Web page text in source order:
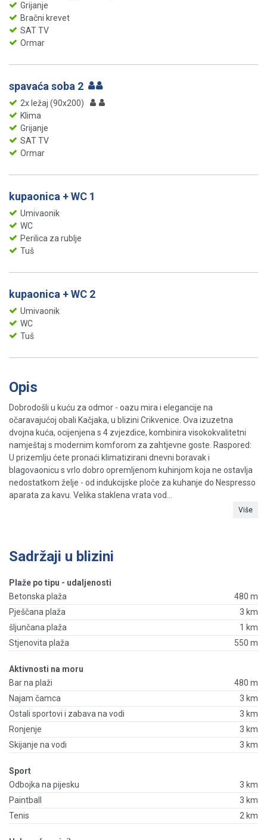
Grijanje
Bračni krevet
SAT TV
Ormar
spavaća soba 2
2x ležaj (90x200)
Klima
Grijanje
SAT TV
Ormar
kupaonica + WC 1
Umivaonik
WC
Perilica za rublje
Tuš
kupaonica + WC 2
Umivaonik
WC
Tuš
Opis
Dobrodošli u kuću za odmor - oazu mira i elegancije na
očaravajućoj obali Kačjaka, u blizini Crikvenice. Ova izuzetna
dvojna kuća, ocijenjena s 4 zvjezdice, kombinira visokokvalitetni
namještaj s modernim komforom za zahtjevne goste. Raspored:
U prizemlju ćete pronaći klimatizirani dnevni boravak i
blagovaonicu s vrlo dobro opremljenom kuhinjom koja ne ostavlja
nedostatkom želje - od indukcijske ploče za kuhanje do Nespresso
aparata za kavu. Velika staklena vrata vod...
Više
Sadržaji u blizini
Plaže po tipu - udaljenosti
Betonska plaža
480 m
Pješčana plaža
3 km
šljunčana plaža
1 km
Stjenovita plaža
550 m
Aktivnosti na moru
Bar na plaži
480 m
Najam čamca
3 km
Ostali sportovi i zabava na vodi
3 km
Ronjenje
3 km
Skijanje na vodi
3 km
Sport
Odbojka na pijesku
3 km
Paintball
3 km
Tenis
2 km